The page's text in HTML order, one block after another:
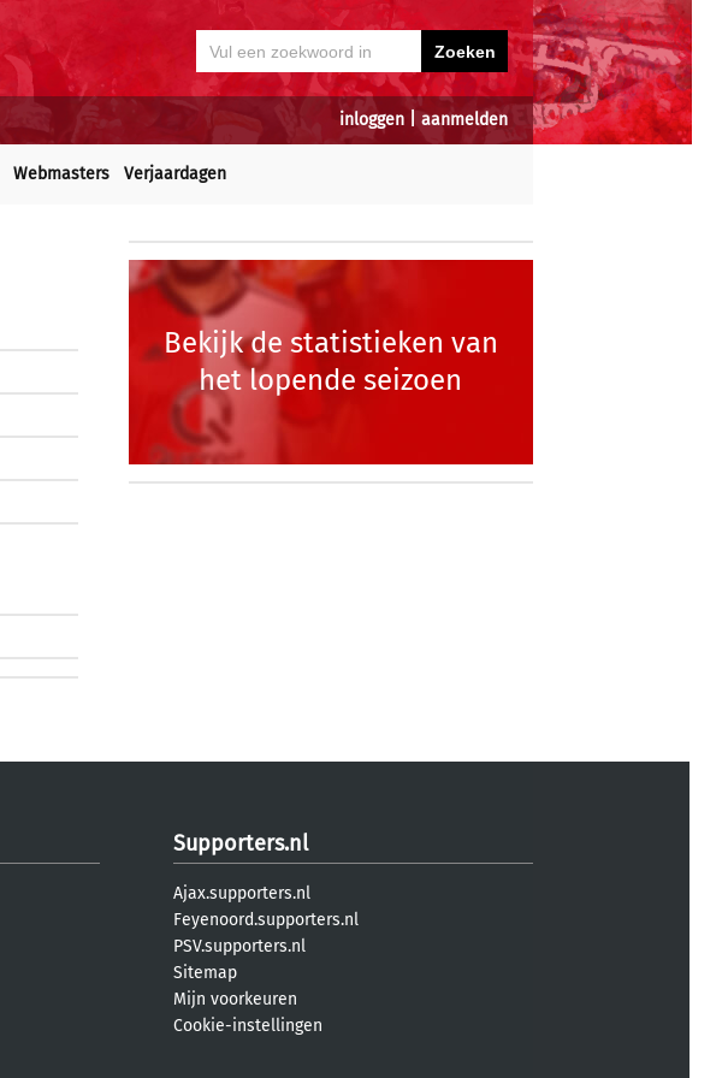
inloggen aanmelden
Webmasters Verjaardagen
Bekijk de statistieken van
het lopende seizoen
Supporters.nl
Ajax.supporters.nl
Feyenoord.supporters.nl
PSV.supporters.nl
Sitemap
Mijn voorkeuren
Cookie-instellingen